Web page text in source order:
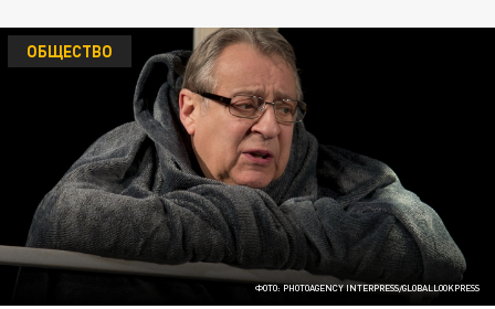
ФОТО: PHOTOAGENCY INTERPRESS/GLOBALLOOKPRESS
ОБЩЕСТВО